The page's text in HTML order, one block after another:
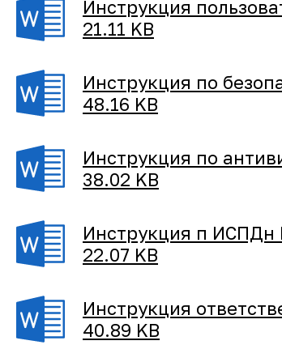
Инструкция
21.11 KB
Инструкция по
48.16 KB
Инструкция по
38.02 KB
Инструкция п ИСПДн
22.07 KB
Инструкция
40.89 KB